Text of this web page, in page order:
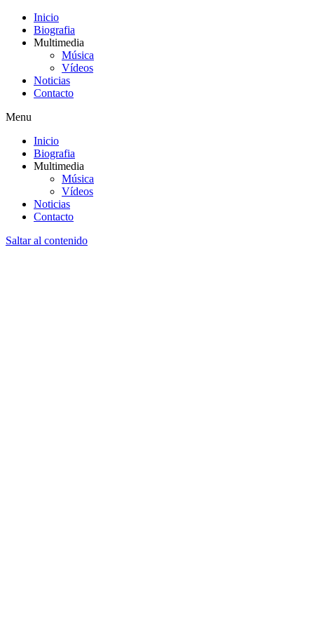
Inicio
Biografia
Multimedia
Música
Vídeos
Noticias
Contacto
Menu
Inicio
Biografia
Multimedia
Música
Vídeos
Noticias
Contacto
Saltar al contenido